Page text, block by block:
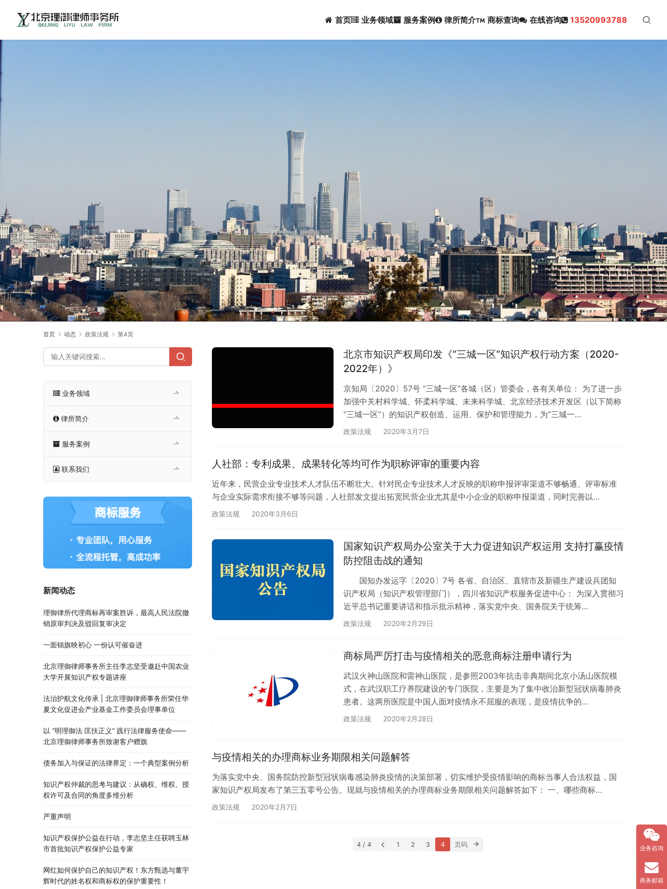
首页 业务领域 服务案例 律所简介 商标查询 在线咨询 13520993788
首页 动态 政策法规 第4页
北京市知识产权局印发《“三城一区”知识产权行动方案（2020-
2022年）》
京知局〔2020〕57号 “三城一区”各城（区）管委会，各有关单位： 为了进一步
加强中关村科学城、怀柔科学城、未来科学城、北京经济技术开发区（以下简称
“三城一区”）的知识产权创造、运用、保护和管理能力，为“三城一…
政策法规 2020年3月7日
人社部：专利成果、成果转化等均可作为职称评审的重要内容
近年来，民营企业专业技术人才队伍不断壮大。针对民企专业技术人才反映的职称申报评审渠道不够畅通、评审标准
与企业实际需求衔接不够等问题，人社部发文提出拓宽民营企业尤其是中小企业的职称申报渠道，同时完善以…
政策法规 2020年3月6日
国家知识产权局办公室关于大力促进知识产权运用 支持打赢疫情
防控阻击战的通知
国知办发运字〔2020〕7号 各省、自治区、直辖市及新疆生产建设兵团知
识产权局（知识产权管理部门），四川省知识产权服务促进中心： 为深入贯彻习
近平总书记重要讲话和指示批示精神，落实党中央、国务院关于统筹…
政策法规 2020年2月29日
商标局严厉打击与疫情相关的恶意商标注册申请行为
武汉火神山医院和雷神山医院，是参照2003年抗击非典期间北京小汤山医院模
式，在武汉职工疗养院建设的专门医院，主要是为了集中收治新型冠状病毒肺炎
患者。这两所医院是中国人面对疫情永不屈服的表现，是疫情抗争的…
政策法规 2020年2月28日
与疫情相关的办理商标业务期限相关问题解答
为落实党中央、国务院防控新型冠状病毒感染肺炎疫情的决策部署，切实维护受疫情影响的商标当事人合法权益，国
家知识产权局发布了第三五零号公告。现就与疫情相关的办理商标业务期限相关问题解答如下： 一、哪些商标…
政策法规 2020年2月7日
4 / 4 1 2 3 4
业务领域
律所简介
服务案例
联系我们
新闻动态
理御律所代理商标再审案胜诉，最高人民法院撤
销原审判决及驳回复审决定
一面锦旗映初心 一份认可催奋进
北京理御律师事务所主任李志坚受邀赴中国农业
大学开展知识产权专题讲座
法治护航文化传承 | 北京理御律师事务所荣任华
夏文化促进会产业基金工作委员会理事单位
以 “明理御法 匡扶正义” 践行法律服务使命——
北京理御律师事务所致谢客户赠旗
债务加入与保证的法律界定：一个典型案例分析
知识产权仲裁的思考与建议：从确权、维权、授
权许可及合同的角度多维分析
严重声明
知识产权保护公益在行动，李志坚主任获聘玉林
市首批知识产权保护公益专家
网红如何保护自己的知识产权！东方甄选与董宇
辉时代的姓名权和商标权的保护重要性！
业务咨询
商务邮箱